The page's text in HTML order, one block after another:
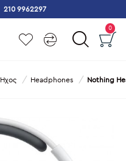
210 9962297
0
Ήχος Headphones Nothing